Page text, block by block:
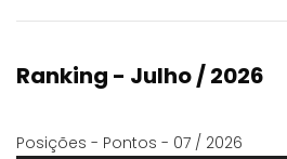
Ranking - Julho / 2026
Posições - Pontos - 07 / 2026